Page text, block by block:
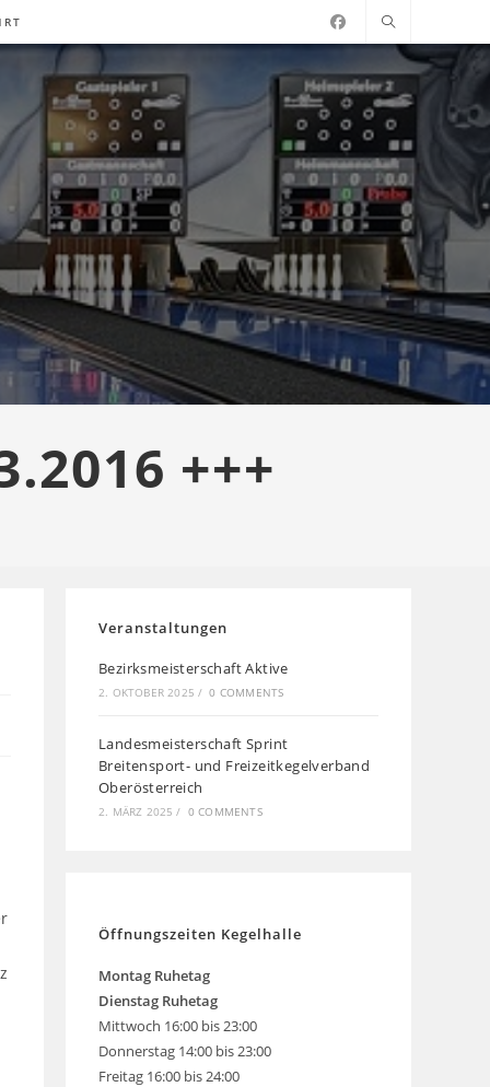
+++
Veranstaltungen
Bezirksmeisterschaft Aktive
2. OKTOBER 2025 / 0 COMMENTS
Landesmeisterschaft Sprint
Breitensport- und Freizeitkegelverband
Oberösterreich
2. MÄRZ 2025 / 0 COMMENTS
Öffnungszeiten Kegelhalle
Montag Ruhetag
Dienstag Ruhetag
Mittwoch 16:00 bis 23:00
Donnerstag 14:00 bis 23:00
Freitag 16:00 bis 24:00